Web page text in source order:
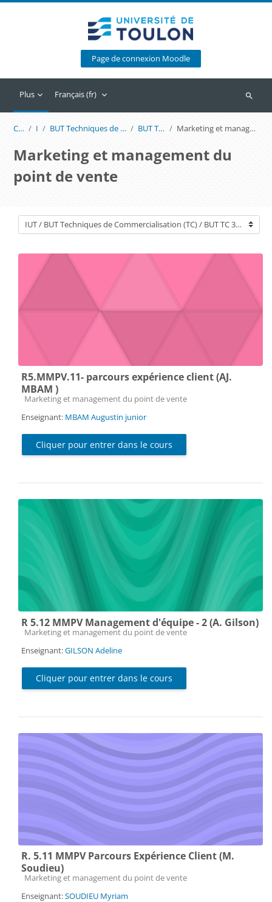
Page de connexion Moodle
Plus Français ‎(fr)‎
Cours IUT BUT Techniques de Commercialisation (TC) BUT TC 3e année Marketing et management du point de vente
Marketing et management du
point de vente
Catégories de cours
R5.MMPV.11- parcours expérience client (AJ.
MBAM )
Catégorie de cours
Marketing et management du point de vente
Enseignant: MBAM Augustin junior
Cliquer pour entrer dans le cours
R 5.12 MMPV Management d'équipe - 2 (A. Gilson)
Catégorie de cours
Marketing et management du point de vente
Enseignant:GILSON Adeline
Cliquer pour entrer dans le cours
R. 5.11 MMPV Parcours Expérience Client (M.
Soudieu)
Catégorie de cours
Marketing et management du point de vente
Enseignant:SOUDIEU Myriam